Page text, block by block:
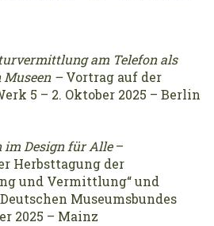
am Telefon als
–Vortrag auf der
5 – 2. Oktober 2025 – Berlin
Design für Alle–
Herbsttagung der
und Vermittlung“ und
Museumsbundes
2025 – Mainz